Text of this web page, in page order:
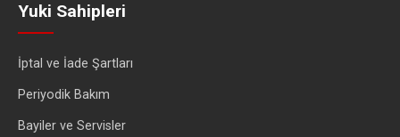
Yuki Sahipleri
İptal ve İade Şartları
Periyodik Bakım
Bayiler ve Servisler